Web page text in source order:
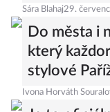
Sára Blahaj29.
Do města i
který
stylové
Ivona Horváth